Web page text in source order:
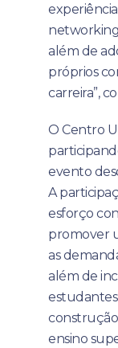
além de
próprios
carreira”,
O Centro
evento
A
esforço
promover
as
além de
ensino